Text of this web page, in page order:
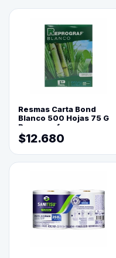
Resmas Carta Bond
Blanco 500 Hojas 75 G
Reprograf.
$12.680